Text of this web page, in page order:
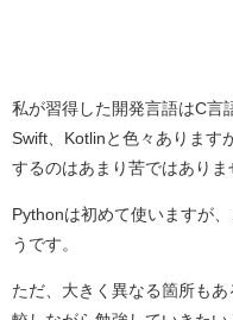
私が習得した開発言語はC言
Swift、Kotlinと色々あります
するのはあまり苦ではありま
Pythonは初めて使いますが
うです。
ただ、大きく異なる箇所も